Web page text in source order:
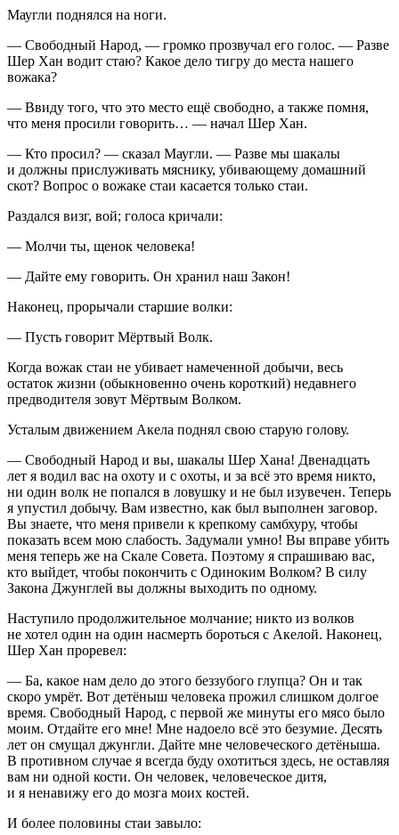
Маугли поднялся на ноги.
— Свободный Народ, — громко прозвучал его голос. — Разве
Шер Хан водит стаю? Какое дело тигру до места нашего
вожака?
— Ввиду того, что это место ещё свободно, а также помня,
что меня просили говорить… — начал Шер Хан.
— Кто просил? — сказал Маугли. — Разве мы шакалы
и должны прислуживать мяснику, убивающему домашний
скот? Вопрос о вожаке стаи касается только стаи.
Раздался визг, вой; голоса кричали:
— Молчи ты, щенок человека!
— Дайте ему говорить. Он хранил наш Закон!
Наконец, прорычали старшие волки:
— Пусть говорит Мёртвый Волк.
Когда вожак стаи не убивает намеченной добычи, весь
остаток жизни (обыкновенно очень короткий) недавнего
предводителя зовут Мёртвым Волком.
Усталым движением Акела поднял свою старую голову.
— Свободный Народ и вы, шакалы Шер Хана! Двенадцать
лет я водил вас на охоту и с охоты, и за всё это время никто,
ни один волк не попался в ловушку и не был изувечен. Теперь
я упустил добычу. Вам известно, как был выполнен заговор.
Вы знаете, что меня привели к крепкому самбхуру, чтобы
показать всем мою слабость. Задумали умно! Вы вправе убить
меня теперь же на Скале Совета. Поэтому я спрашиваю вас,
кто выйдет, чтобы покончить с Одиноким Волком? В силу
Закона Джунглей вы должны выходить по одному.
Наступило продолжительное молчание; никто из волков
не хотел один на один насмерть бороться с Акелой. Наконец,
Шер Хан проревел:
— Ба, какое нам дело до этого беззубого глупца? Он и так
скоро умрёт. Вот детёныш человека прожил слишком долгое
время. Свободный Народ, с первой же минуты его мясо было
моим. Отдайте его мне! Мне надоело всё это безумие. Десять
лет он смущал джунгли. Дайте мне человеческого детёныша.
В противном случае я всегда буду охотиться здесь, не оставляя
вам ни одной кости. Он человек, человеческое дитя,
и я ненавижу его до мозга моих костей.
И более половины стаи завыло: